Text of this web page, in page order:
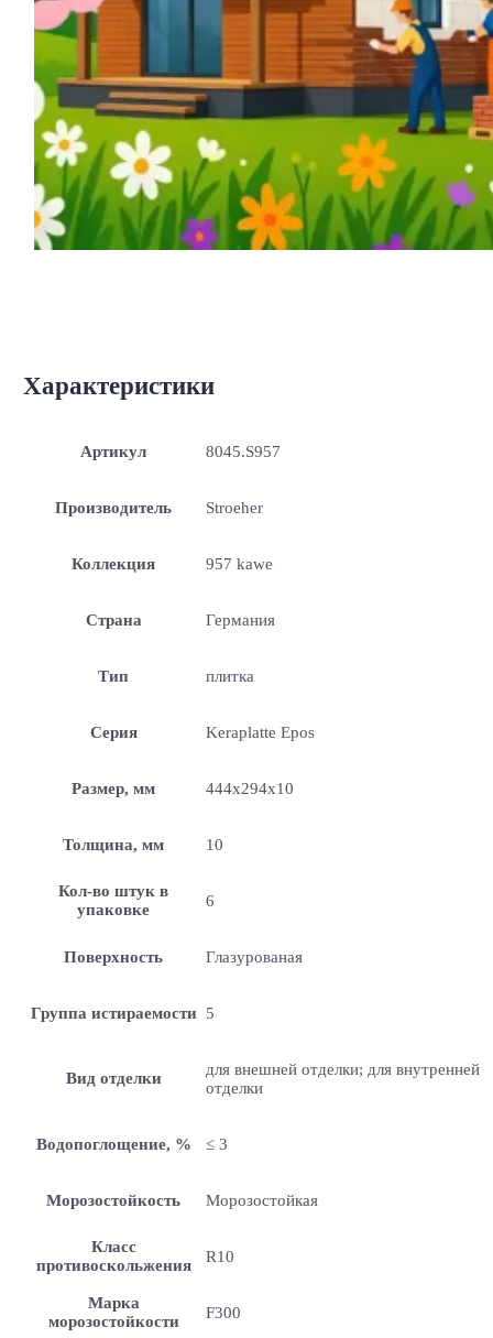
Характеристики
Артикул 8045.S957
Производитель Stroeher
Коллекция 957 kawe
Страна Германия
Тип плитка
Серия Keraplatte Epos
Размер, мм 444x294x10
Толщина, мм 10
Кол-во штук в
упаковке
6
Поверхность Глазурованая
Группа истираемости 5
Вид отделки
для внешней отделки; для внутренней
отделки
Водопоглощение, % ≤ 3
Морозостойкость Морозостойкая
Класс
противоскольжения
R10
Марка
морозостойкости
F300